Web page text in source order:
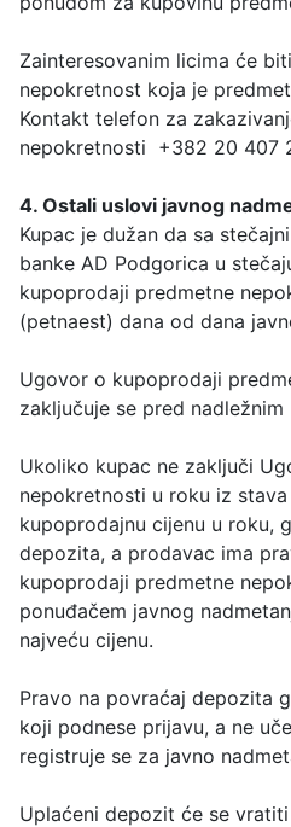
Zainteresovanim licima će
nepokretnost koja je
Kontakt telefon za
nepokretnosti +382 20 407
4. Ostali uslovi javnog
Kupac je dužan da sa
banke AD Podgorica u
kupoprodaji predmetne
(petnaest) dana od dana
Ugovor o kupoprodaji
zaključuje se pred nadležnim
Ukoliko kupac ne zaključi
nepokretnosti u roku iz
kupoprodajnu cijenu u roku,
depozita, a prodavac ima
kupoprodaji predmetne
ponuđačem javnog
najveću cijenu.
Pravo na povraćaj depozita
koji podnese prijavu, a ne
registruje se za javno
Uplaćeni depozit će se